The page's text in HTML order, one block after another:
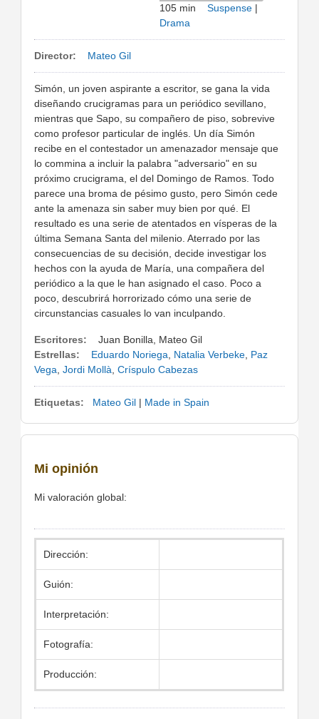
105 min
Suspense |
Drama
Director: Mateo Gil
Simón, un joven aspirante a escritor, se gana la vida
diseñando crucigramas para un periódico sevillano,
mientras que Sapo, su compañero de piso, sobrevive
como profesor particular de inglés. Un día Simón
recibe en el contestador un amenazador mensaje que
lo commina a incluir la palabra "adversario" en su
próximo crucigrama, el del Domingo de Ramos. Todo
parece una broma de pésimo gusto, pero Simón cede
ante la amenaza sin saber muy bien por qué. El
resultado es una serie de atentados en vísperas de la
última Semana Santa del milenio. Aterrado por las
consecuencias de su decisión, decide investigar los
hechos con la ayuda de María, una compañera del
periódico a la que le han asignado el caso. Poco a
poco, descubrirá horrorizado cómo una serie de
circunstancias casuales lo van inculpando.
Escritores:
Juan Bonilla, Mateo Gil
Estrellas:
Eduardo Noriega, Natalia Verbeke, Paz
Vega,Jordi Mollà,Críspulo Cabezas
Etiquetas: Mateo Gil | Made in Spain
Mi opinión
Mi valoración global:
Dirección:
Guión:
Interpretación:
Fotografía:
Producción: